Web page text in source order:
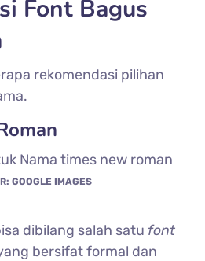
Font Bagus
rekomendasi pilihan
GOOGLE IMAGES
dibilang salah satu font
bersifat formal dan